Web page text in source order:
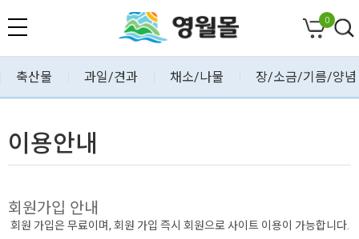
0
축산물 과일/견과 채소/나물 장/소금/기름/양념
이용안내
회원가입 안내
회원 가입은 무료이며, 회원 가입 즉시 회원으로 사이트 이용이 가능합니다.